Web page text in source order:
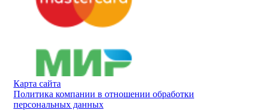
Карта сайта
Политика компании в отношении обработки
персональных данных